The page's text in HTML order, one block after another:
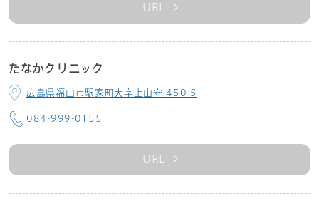
URL
たなかクリニック
広島県福山市駅家町大字上山守 450-5
084-999-0155
URL